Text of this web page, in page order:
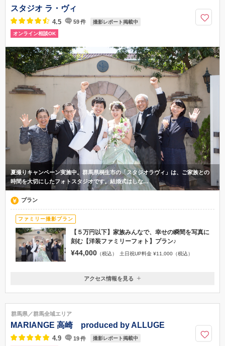
027-023-3355
スタジオ ラ・ヴィ
4.5 59件 撮影レポート掲載中
オンライン相談OK
夏撮りキャンペーン実施中。群馬県桐生市の「スタジオラヴィ」は、ご家族との
時間を大切にしたフォトスタジオです。結婚式はしな…
プラン
ファミリー撮影プラン
【５万円以下】家族みんなで、幸せの瞬間を写真に
刻む【洋装ファミリーフォト】プラン♪
¥44,000 （税込） 土日祝UP料金 ¥11,000（税込）
群馬県桐生市新宿1-8-1
分
アクセス情報を見る
群馬県／群馬全域エリア
MARIANGE 高崎 produced by ALLUGE
4.9 19件 撮影レポート掲載中